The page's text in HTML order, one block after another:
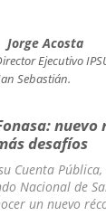
Jorge Acosta
Ejecutivo
Sebastián.
nuevo
desafíos
Cuenta
Nacional de
un nuevo